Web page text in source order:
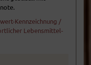
Kennzeichnung /
Lebensmittel-